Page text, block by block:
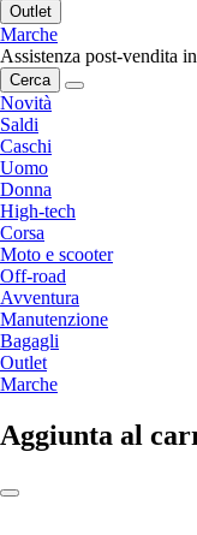
Outlet
Marche
Assistenza post-vendita
Cerca
Novità
Saldi
Caschi
Uomo
Donna
High-tech
Corsa
Moto e scooter
Off-road
Avventura
Manutenzione
Bagagli
Outlet
Marche
Aggiunta al